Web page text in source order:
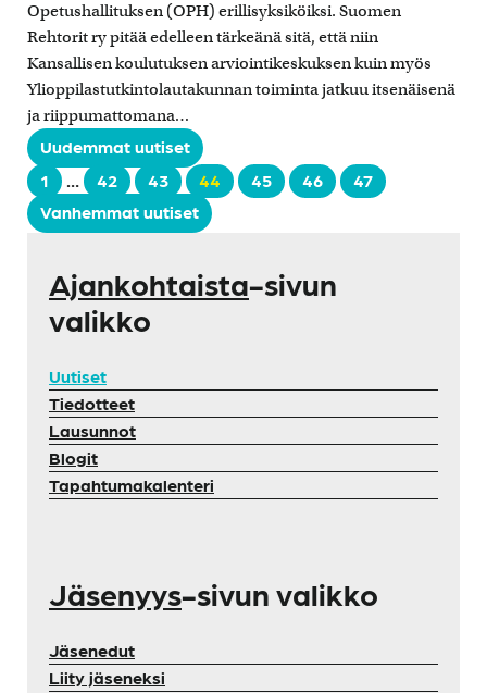
Opetushallituksen (OPH) erillisyksiköiksi. Suomen
Rehtorit ry pitää edelleen tärkeänä sitä, että niin
Kansallisen koulutuksen arviointikeskuksen kuin myös
Ylioppilastutkintolautakunnan toiminta jatkuu itsenäisenä
ja riippumattomana…
Uudemmat uutiset
1
… 42 43 44 45 46
47
Vanhemmat uutiset
Ajankohtaista-sivun
valikko
Uutiset
Tiedotteet
Lausunnot
Blogit
Tapahtumakalenteri
Jäsenyys-sivun valikko
Jäsenedut
Liity jäseneksi